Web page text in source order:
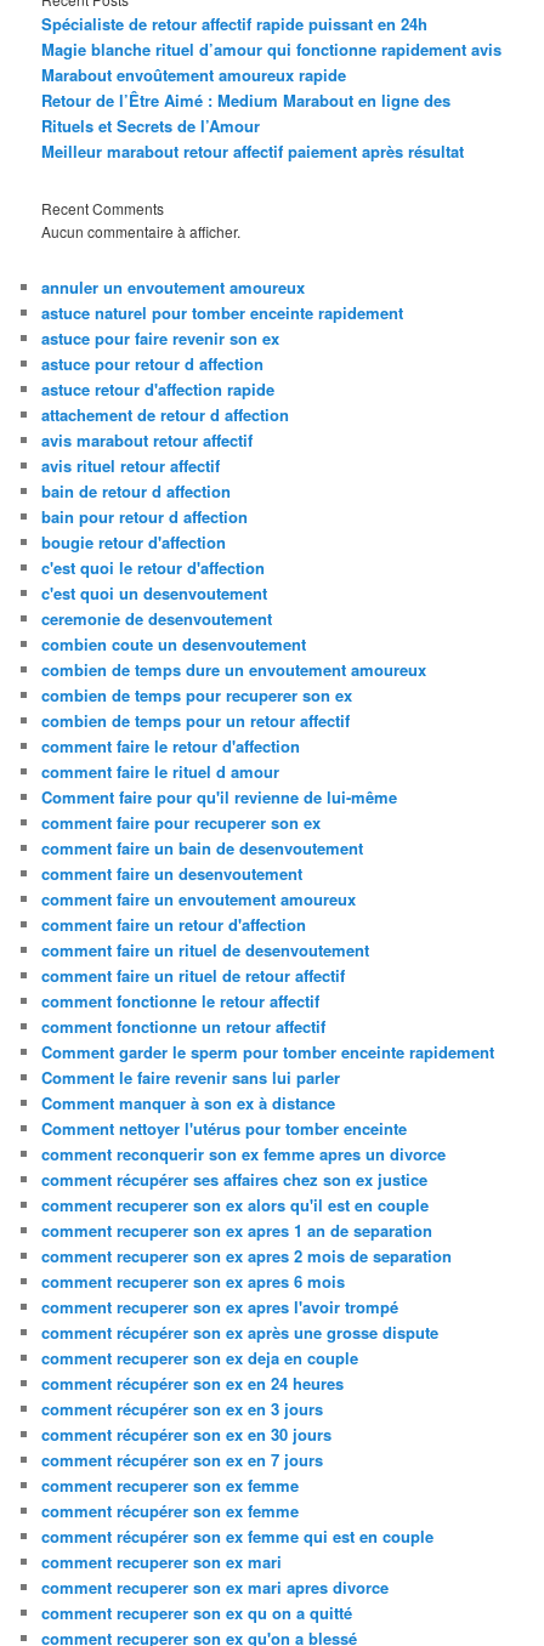
Spécialiste de retour affectif rapide puissant en 24h
Magie blanche rituel d’amour qui fonctionne rapidement avis
Marabout envoûtement amoureux rapide
Retour de l’Être Aimé : Medium Marabout en ligne des
Rituels et Secrets de l’Amour
Meilleur marabout retour affectif paiement après résultat
Recent Comments
Aucun commentaire à afficher.
annuler un envoutement amoureux
astuce naturel pour tomber enceinte rapidement
astuce pour faire revenir son ex
astuce pour retour d affection
astuce retour d'affection rapide
attachement de retour d affection
avis marabout retour affectif
avis rituel retour affectif
bain de retour d affection
bain pour retour d affection
bougie retour d'affection
c'est quoi le retour d'affection
c'est quoi un desenvoutement
ceremonie de desenvoutement
combien coute un desenvoutement
combien de temps dure un envoutement amoureux
combien de temps pour recuperer son ex
combien de temps pour un retour affectif
comment faire le retour d'affection
comment faire le rituel d amour
Comment faire pour qu'il revienne de lui-même
comment faire pour recuperer son ex
comment faire un bain de desenvoutement
comment faire un desenvoutement
comment faire un envoutement amoureux
comment faire un retour d'affection
comment faire un rituel de desenvoutement
comment faire un rituel de retour affectif
comment fonctionne le retour affectif
comment fonctionne un retour affectif
Comment garder le sperm pour tomber enceinte rapidement
Comment le faire revenir sans lui parler
Comment manquer à son ex à distance
Comment nettoyer l'utérus pour tomber enceinte
comment reconquerir son ex femme apres un divorce
comment récupérer ses affaires chez son ex justice
comment recuperer son ex alors qu'il est en couple
comment recuperer son ex apres 1 an de separation
comment recuperer son ex apres 2 mois de separation
comment recuperer son ex apres 6 mois
comment recuperer son ex apres l'avoir trompé
comment récupérer son ex après une grosse dispute
comment recuperer son ex deja en couple
comment récupérer son ex en 24 heures
comment récupérer son ex en 3 jours
comment récupérer son ex en 30 jours
comment récupérer son ex en 7 jours
comment recuperer son ex femme
comment récupérer son ex femme
comment récupérer son ex femme qui est en couple
comment recuperer son ex mari
comment recuperer son ex mari apres divorce
comment recuperer son ex qu on a quitté
comment recuperer son ex qu'on a blessé